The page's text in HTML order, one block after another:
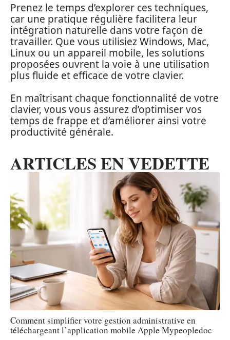
Prenez le temps d’explorer ces techniques,
car une pratique régulière facilitera leur
intégration naturelle dans votre façon de
travailler. Que vous utilisiez Windows, Mac,
Linux ou un appareil mobile, les solutions
proposées ouvrent la voie à une utilisation
plus fluide et efficace de votre clavier.
En maîtrisant chaque fonctionnalité de votre
clavier, vous vous assurez d’optimiser vos
temps de frappe et d’améliorer ainsi votre
productivité générale.
ARTICLES EN VEDETTE
Comment simplifier votre gestion administrative en
téléchargeant l’application mobile Apple Mypeopledoc